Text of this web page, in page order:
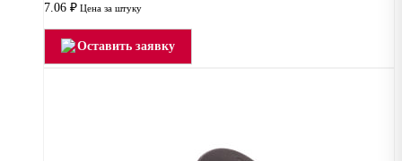
7.06 ₽ Цена за штуку
Оставить заявку